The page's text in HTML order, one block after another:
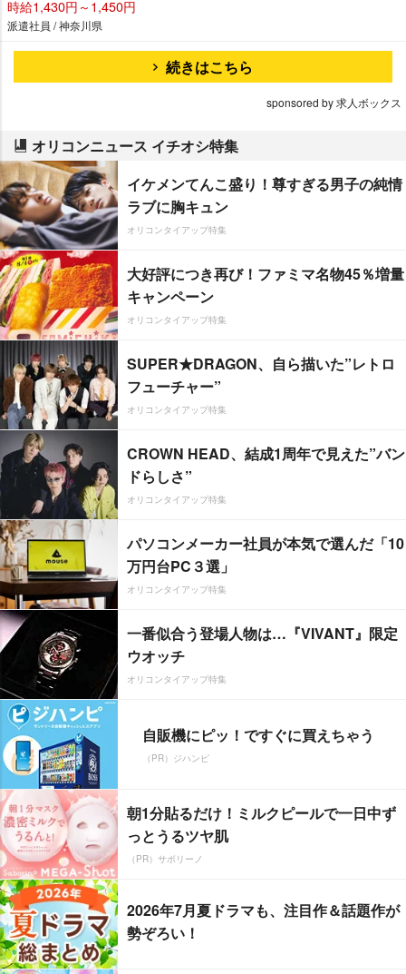
時給1,430円～1,450円
派遣社員 / 神奈川県
続きはこちら
sponsored by 求人ボックス
オリコンニュース イチオシ特集
イケメンてんこ盛り！尊すぎる男子の純情
ラブに胸キュン
オリコンタイアップ特集
大好評につき再び！ファミマ名物45％増量
キャンペーン
オリコンタイアップ特集
SUPER★DRAGON、自ら描いた”レトロ
フューチャー”
オリコンタイアップ特集
CROWN HEAD、結成1周年で見えた”バン
ドらしさ”
オリコンタイアップ特集
パソコンメーカー社員が本気で選んだ「10
万円台PC３選」
オリコンタイアップ特集
一番似合う登場人物は…『VIVANT』限定
ウオッチ
オリコンタイアップ特集
自販機にピッ！ですぐに買えちゃう
（PR）ジハンピ
朝1分貼るだけ！ミルクピールで一日中ず
っとうるツヤ肌
（PR）サボリーノ
2026年7月夏ドラマも、注目作＆話題作が
勢ぞろい！